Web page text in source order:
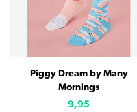
Piggy Dream by Many
Mornings
9,95